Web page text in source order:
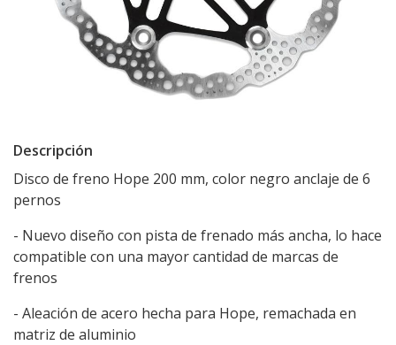
Descripción
Disco de freno Hope 200 mm, color negro anclaje de 6
pernos
- Nuevo diseño con pista de frenado más ancha, lo hace
compatible con una mayor cantidad de marcas de
frenos
- Aleación de acero hecha para Hope, remachada en
matriz de aluminio